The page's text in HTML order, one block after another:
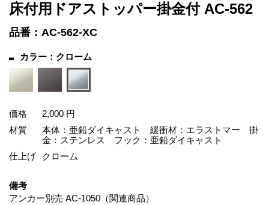
床付用ドアストッパー掛金付 AC-562
品番：AC-562-XC
カラー：クローム
価格
2,000 円
材質
本体：亜鉛ダイキャスト 緩衝材：エラストマー 掛
金：ステンレス フック：亜鉛ダイキャスト
仕上げ
クローム
備考
アンカー別売 AC-1050（関連商品）